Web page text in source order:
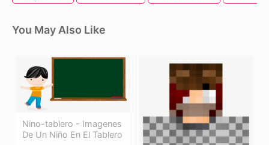
You May Also Like
Nino-tablero - Imagenes
De Un Niño En El Tablero